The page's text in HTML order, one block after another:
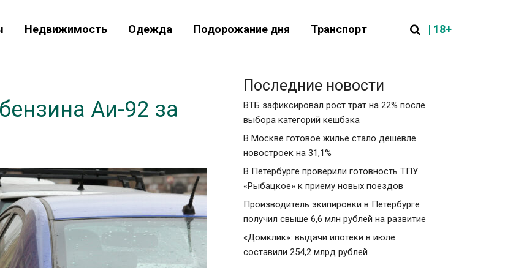
Недвижимость Одежда Подорожание дня Транспорт | 18+
Аи-92 за
Последние новости
ВТБ зафиксировал рост трат на 22% после
выбора категорий кешбэка
В Москве готовое жилье стало дешевле
новостроек на 31,1%
В Петербурге проверили готовность ТПУ
«Рыбацкое» к приему новых поездов
Производитель экипировки в Петербурге
получил свыше 6,6 млн рублей на развитие
«Домклик»: выдачи ипотеки в июле
составили 254,2 млрд рублей